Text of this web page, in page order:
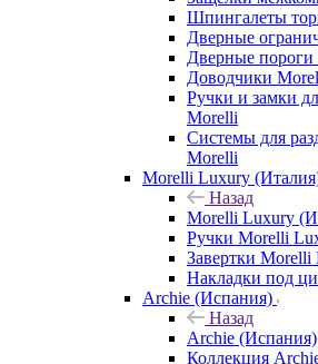
Шпингалеты
Дверные
Дверные пороги
Доводчики
Ручки и замки
Morelli
Системы для
Morelli
Morelli Luxury
Назад
Morelli Luxury
Ручки Morelli
Завертки Morelli
Накладки под
Archie (Испания)
Назад
Archie (Испания)
Коллекция